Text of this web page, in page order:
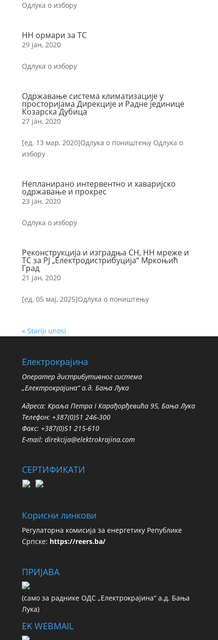
Одлука о избору
НН ормари за ТС
29 јан, 2020
Одлука о избору
Одржавање система климатизације у
просторијама Дирекције и Радне јединице
Козарска Дубица
27 јан, 2020
[ед. 13 мар, 2020]Одлука о поништењу Одлука о
избору
Непланирано интервентно и хаваријско
одржавање и прокрес
23 јан, 2020
Одлука о избору
Реконструкција и изградња СН, НН мреже и
ТС за РЈ „Електродистрибуција“ Мркоњић
Град
21 јан, 2020
[ед. 05 мај, 2025]Одлука о поништењу
« Stariji unosi
Електрокрајина
Oператер дистрибутивног система
„Електрокрајина“ а.д. Бања Лука
Адреса: Краља Петра I Карађорђевића 95, Бања Лука
Телефон: +387(0)51 246-300
Факс: +387(0)51 215-610
E-mail: direkcija@elektrokrajina.com
СЕРТИФИКАТИ
Корисни линкови
Регулаторна комисија за енергетику Републике
Српске: https://reers.ba/
ПРИЈАВА
(сaмo зa рaдникe ОДС „Електрокрајина“ а.д. Бања
Лука)
EK WEBMAIL